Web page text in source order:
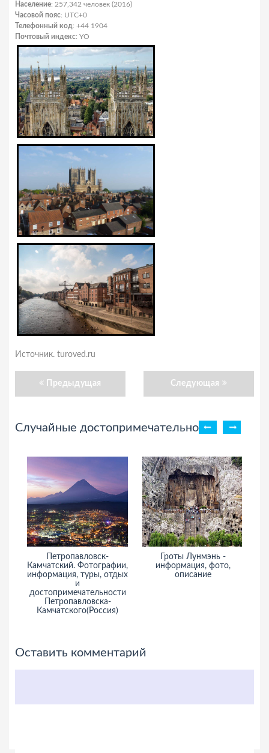
Население: 257,342 человек (2016)
Часовой пояс: UTC+0
Телефонный код: +44 1904
Почтовый индекс: YO
Источник. turoved.ru
Предыдущая Следующая
Случайные достопримечательности
Петропавловск-
Камчатский. Фотографии,
информация, туры, отдых
и
достопримечательности
Петропавловска-
Камчатского(Россия)
Гроты Лунмэнь -
информация, фото,
описание
Оставить комментарий